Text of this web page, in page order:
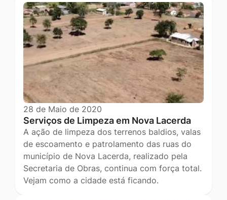
28 de Maio de 2020
Serviços de Limpeza em Nova Lacerda
A ação de limpeza dos terrenos baldios, valas
de escoamento e patrolamento das ruas do
município de Nova Lacerda, realizado pela
Secretaria de Obras, continua com força total.
Vejam como a cidade está ficando.